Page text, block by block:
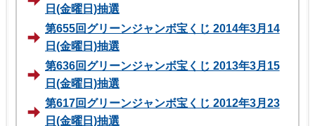
日(金曜日)抽選
第655回グリーンジャンボ宝くじ 2014年3月14
日(金曜日)抽選
第636回グリーンジャンボ宝くじ 2013年3月15
日(金曜日)抽選
第617回グリーンジャンボ宝くじ 2012年3月23
日(金曜日)抽選